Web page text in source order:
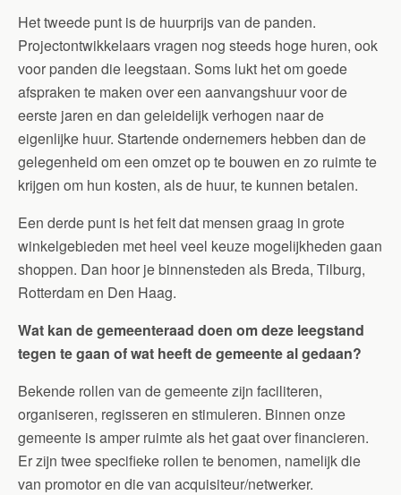
Het tweede punt is de huurprijs van de panden.
Projectontwikkelaars vragen nog steeds hoge huren, ook
voor panden die leegstaan. Soms lukt het om goede
afspraken te maken over een aanvangshuur voor de
eerste jaren en dan geleidelijk verhogen naar de
eigenlijke huur. Startende ondernemers hebben dan de
gelegenheid om een omzet op te bouwen en zo ruimte te
krijgen om hun kosten, als de huur, te kunnen betalen.
Een derde punt is het feit dat mensen graag in grote
winkelgebieden met heel veel keuze mogelijkheden gaan
shoppen. Dan hoor je binnensteden als Breda, Tilburg,
Rotterdam en Den Haag.
Wat kan de gemeenteraad doen om deze leegstand
tegen te gaan of wat heeft de gemeente al gedaan?
Bekende rollen van de gemeente zijn faciliteren,
organiseren, regisseren en stimuleren. Binnen onze
gemeente is amper ruimte als het gaat over financieren.
Er zijn twee specifieke rollen te benomen, namelijk die
van promotor en die van acquisiteur/netwerker.